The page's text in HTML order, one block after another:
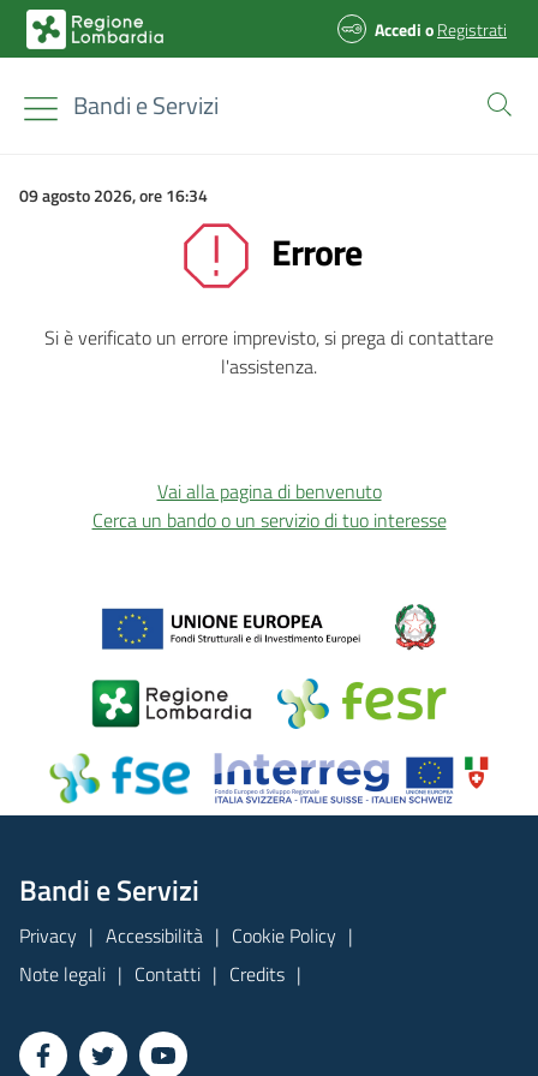
AccedioRegistrati
Bandi e Servizi
09 agosto 2026, ore 16:34
Errore
Si è verificato un errore imprevisto, si prega di contattare
l'assistenza.
Vai alla pagina di benvenuto
Cerca un bando o un servizio di tuo interesse
Bandi e Servizi
Privacy Accessibilità
Cookie Policy
Note legali
Contatti Credits